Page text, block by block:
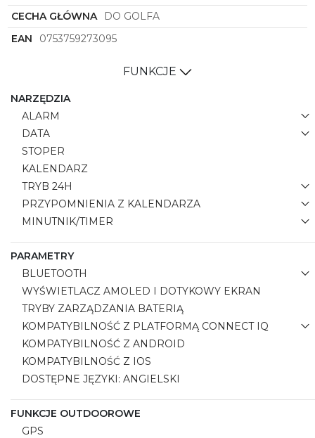
najbardziej wymagających użytkowników. Zdecyduj
się na ten elegancki gadżet, który pomoże Ci śledzić
aktywność fizyczną, dbać o zdrowie i być na bieżąco
przy tym z modnego wyglądu.
CECHA GŁÓWNA
DO GOLFA
EAN
0753759273095
FUNKCJE
NARZĘDZIA
ALARM
DATA
STOPER
KALENDARZ
TRYB 24H
PRZYPOMNIENIA Z KALENDARZA
MINUTNIK/TIMER
PARAMETRY
BLUETOOTH
WYŚWIETLACZ AMOLED I DOTYKOWY EKRAN
TRYBY ZARZĄDZANIA BATERIĄ
KOMPATYBILNOŚĆ Z PLATFORMĄ CONNECT IQ
KOMPATYBILNOŚĆ Z ANDROID
KOMPATYBILNOŚĆ Z IOS
DOSTĘPNE JĘZYKI: ANGIELSKI
FUNKCJE OUTDOOROWE
GPS